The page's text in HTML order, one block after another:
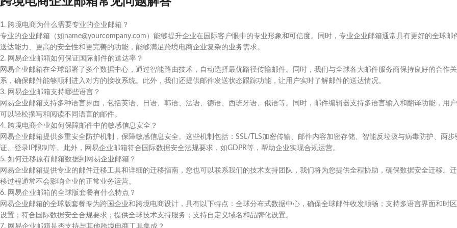
1. 跨境电商为什么需要专业的企业邮箱？
专业的企业邮箱（如name@yourcompany.com）能够提升企业在国际客户眼中的专业形象和可信度。同时，专业企业邮箱通常具有更好的全球邮
送达能力、更高的安全性和更完善的功能，能够满足跨境电商企业复杂的业务需求。
2. 网易企业邮箱如何保证国际邮件的送达率？
网易企业邮箱在全球部署了多个数据中心，通过智能路由技术，自动选择最优路径传输邮件。同时，我们与全球各大邮件服务商保持良好的合作关
系，确保邮件能够顺利进入对方的接收系统。此外，我们还提供邮件发送状态跟踪功能，让用户实时了解邮件的送达情况。
3. 网易企业邮箱支持哪些语言？
网易企业邮箱支持多种语言界面，包括英语、日语、韩语、法语、德语、西班牙语、俄语等。同时，邮件编辑器支持多语言输入和翻译功能，用户
可以轻松撰写和阅读不同语言的邮件。
4. 跨境电商企业如何保障邮件中的敏感信息安全？
网易企业邮箱提供多重安全防护机制，保障敏感信息安全。这些机制包括：SSL/TLS加密传输、邮件内容加密存储、智能反垃圾与病毒防护、两步
证、登录IP限制等。此外，网易企业邮箱符合国际数据安全法规要求，如GDPR等，帮助企业实现合规运营。
5. 如何迁移原有邮箱数据到网易企业邮箱？
网易企业邮箱提供专业的邮件迁移工具和详细的迁移指南，您也可以联系我们的技术支持团队，我们将为您提供全程协助，确保数据安全迁移。迁
移过程通常不会影响企业的正常业务运营。
6. 网易企业邮箱的全球版套餐有什么特点？
网易企业邮箱的全球版套餐专为跨国企业和跨境电商设计，具有以下特点：全球分布式数据中心，确保全球邮件收发顺畅；支持多语言界面和时区
设置；符合国际数据安全合规要求；提供全球技术支持服务；支持自定义域名和品牌化设置。